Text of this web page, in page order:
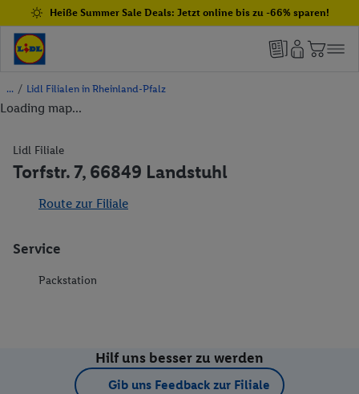
Heiße Summer Sale Deals: Jetzt online bis zu -66% sparen!
/ Lidl Filialen in Rheinland-Pfalz
Loading map...
Lidl Filiale
Torfstr. 7, 66849 Landstuhl
Route zur Filiale
Service
Packstation
Hilf uns besser zu werden
Gib uns Feedback zur Filiale